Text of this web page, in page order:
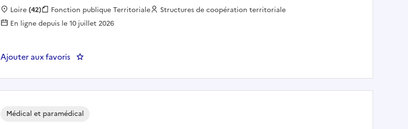
Localisation :
Loire(42) Fonction publique :
Fonction publique Territoriale Employeur :
Structures de coopération territoriale
En ligne depuis le 10 juillet 2026
Ajouter aux favoris : INFIRMIER (H/F) - CC Forez Est
Médical et paramédical